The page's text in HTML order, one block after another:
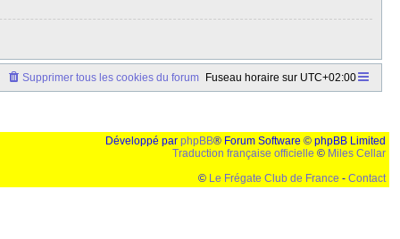
Fuseau horaire sur UTC+02:00
Supprimer tous les cookies du forum
Développé par phpBB® Forum Software © phpBB Limited
Traduction française officielle © Miles Cellar
© Le Frégate Club de France - Contact